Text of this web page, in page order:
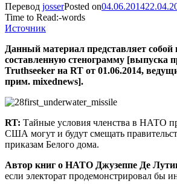
Перевод josserPosted on04.06.2014
Time to Read:-words
Источник
Данный материал представляет собой
составленную стенограмму [выпуска
Truthseeker на RT от 01.06.2014,
прим. mixednews].
RT: Тайные условия членства в НАТО
США могут и будут смещать
приказам Белого дома.
Автор книг о НАТО Джузеппе Де
если электорат продемонстрировал бы